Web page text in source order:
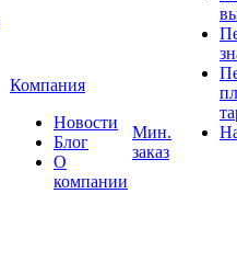
Компания
Новости
Блог
О
компании
Мин.
заказ